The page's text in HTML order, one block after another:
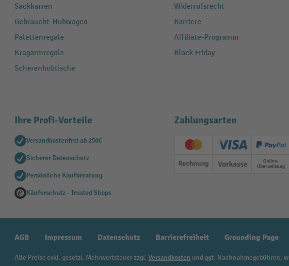
Sackkarren
Gebraucht-Hubwagen
Palettenregale
Kragarmregale
Scherenhubtische
Widerrufsrecht
Karriere
Affiliate-Programm
Black Friday
Ihre Profi-Vorteile
Versandkostenfrei ab 250€
Sicherer Datenschutz
Persönliche Kaufberatung
Käuferschutz - Trusted Shops
Zahlungsarten
Creditcard (Master)Creditcard (Visa)
PayPal
Rechnung Vorkasse
AGB Impressum Datenschutz Barrierefreiheit Grounding Page
Alle Preise exkl. gesetzl. Mehrwertsteuer zzgl. Versandkosten und ggf. Nachnahmegebühren,